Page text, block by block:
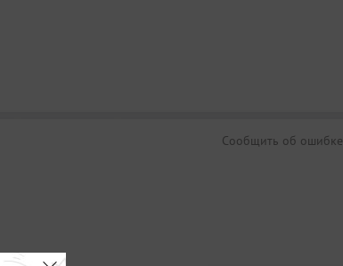
Сообщить об ошибке